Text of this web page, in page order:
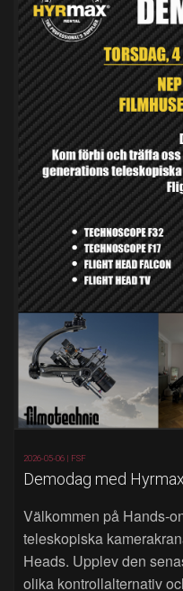
2026-05-06 | FSF
Demodag med
Välkommen på
teleskopiska
Heads. Upplev den
olika kontrollalternativ